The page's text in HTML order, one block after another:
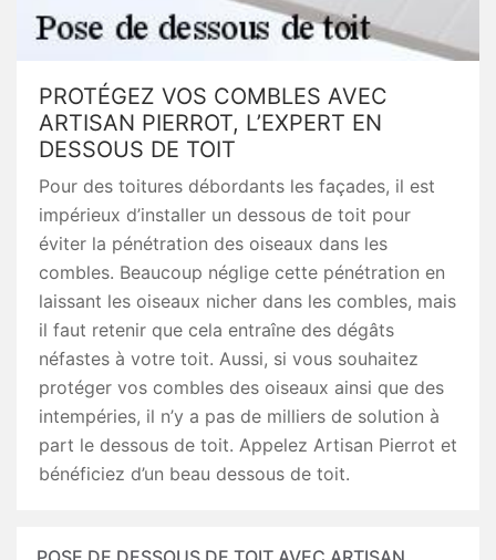
PROTÉGEZ VOS COMBLES AVEC
ARTISAN PIERROT, L’EXPERT EN
DESSOUS DE TOIT
Pour des toitures débordants les façades, il est
impérieux d’installer un dessous de toit pour
éviter la pénétration des oiseaux dans les
combles. Beaucoup néglige cette pénétration en
laissant les oiseaux nicher dans les combles, mais
il faut retenir que cela entraîne des dégâts
néfastes à votre toit. Aussi, si vous souhaitez
protéger vos combles des oiseaux ainsi que des
intempéries, il n’y a pas de milliers de solution à
part le dessous de toit. Appelez Artisan Pierrot et
bénéficiez d’un beau dessous de toit.